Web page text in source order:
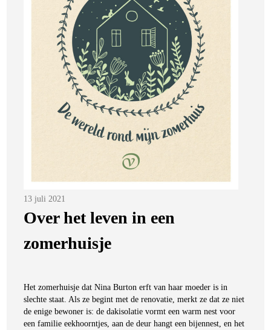
Posted
13 juli 2021
Over het leven in een
zomerhuisje
Het zomerhuisje dat Nina Burton erft van haar moeder is in
slechte staat. Als ze begint met de renovatie, merkt ze dat ze niet
de enige bewoner is: de dakisolatie vormt een warm nest voor
een familie eekhoorntjes, aan de deur hangt een bijennest, en het